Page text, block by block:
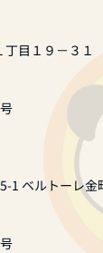
目１９－３１
1 ベルトーレ金